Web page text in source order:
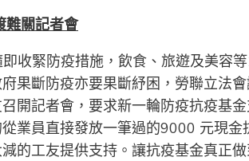
難關記者會
收緊防疫措施，飲食、旅遊及美容
果斷防疫亦要果斷紓困，勞聯立法
開記者會，要求新一輪防疫抗疫基
業員直接發放一筆過的9000 元現
的工友提供支持。讓抗疫基金真正做